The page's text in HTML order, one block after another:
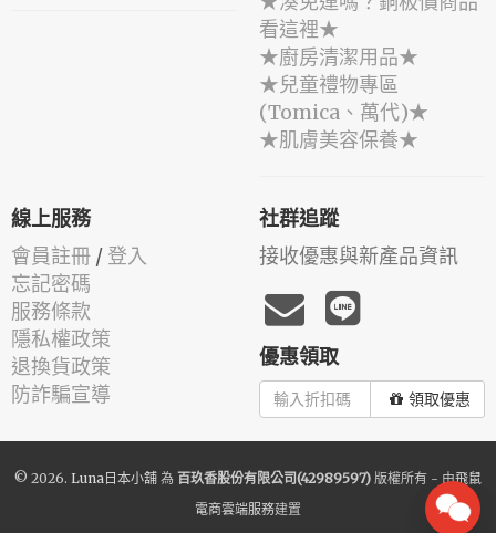
看這裡★
★廚房清潔用品★
★兒童禮物專區
(Tomica、萬代)★
★肌膚美容保養★
線上服務
會員註冊 / 登入
忘記密碼
服務條款
隱私權政策
退換貨政策
防詐騙宣導
社群追蹤
接收優惠與新產品資訊
優惠領取
領取優惠
© 2026. Luna日本小舖 為 百玖香股份有限公司(42989597) 版權所有 - 由飛鼠
電商雲端服務建置